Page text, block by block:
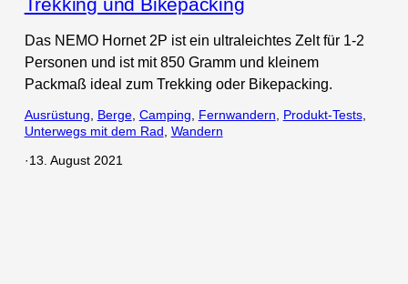
Das NEMO Hornet 2P ist ein ultraleichtes Zelt für 1-2
Personen und ist mit 850 Gramm und kleinem
Packmaß ideal zum Trekking oder Bikepacking.
Ausrüstung Berge, Camping Fernwandern Produkt-Tests
Unterwegs mit dem Rad Wandern
·13. August 2021